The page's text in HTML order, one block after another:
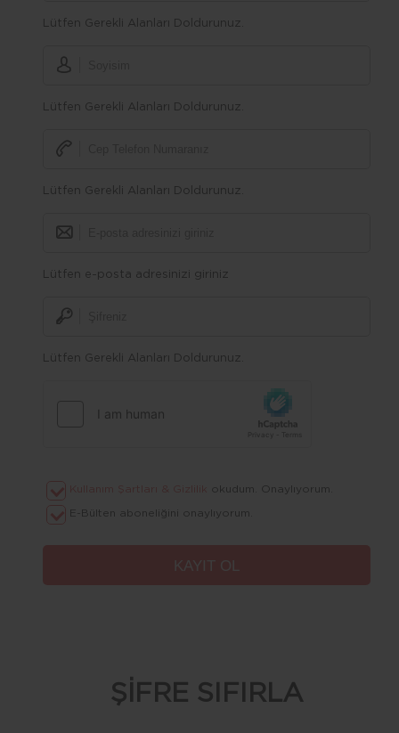
Lütfen Gerekli Alanları Doldurunuz.
Lütfen Gerekli Alanları Doldurunuz.
Lütfen Gerekli Alanları Doldurunuz.
Lütfen e-posta adresinizi giriniz
Lütfen Gerekli Alanları Doldurunuz.
okudum. Onaylıyorum.
E-Bülten aboneliğini onaylıyorum.
ŞİFRE SIFIRLA